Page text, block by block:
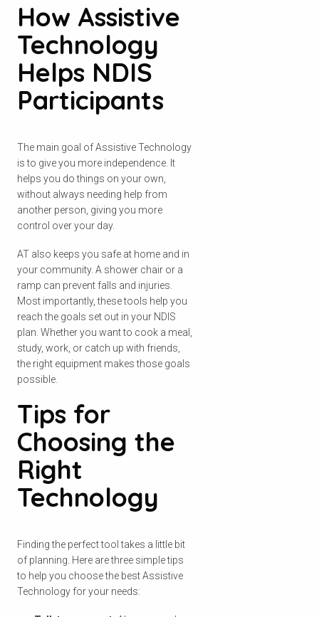
How Assistive
Technology
Helps NDIS
Participants
The main goal of Assistive Technology
is to give you more independence. It
helps you do things on your own,
without always needing help from
another person, giving you more
control over your day.
AT also keeps you safe at home and in
your community. A shower chair or a
ramp can prevent falls and injuries.
Most importantly, these tools help you
reach the goals set out in your NDIS
plan. Whether you want to cook a meal,
study, work, or catch up with friends,
the right equipment makes those goals
possible.
Tips for
Choosing the
Right
Technology
Finding the perfect tool takes a little bit
of planning. Here are three simple tips
to help you choose the best Assistive
Technology for your needs: